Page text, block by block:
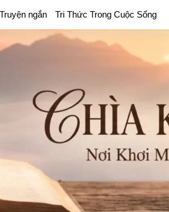
Truyện ngắn Tri Thức Trong Cuộc Sống